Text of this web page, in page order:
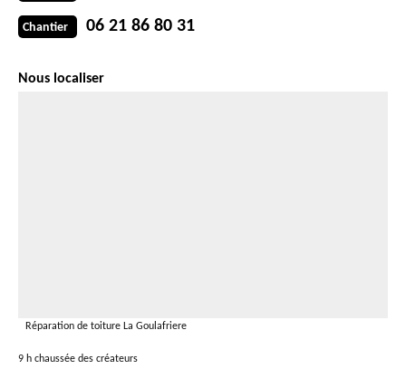
Chantier 06 21 86 80 31
Nous localiser
Réparation de toiture La Goulafriere
9 h chaussée des créateurs